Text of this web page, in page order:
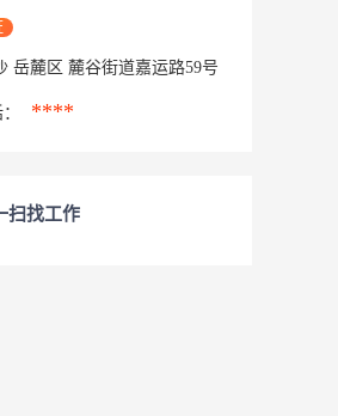
岳麓区 麓谷街道嘉运路59号
****
扫找工作